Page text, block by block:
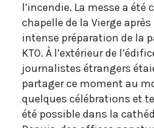
l’incendie. La messe a été
chapelle de la Vierge
intense préparation de la
KTO. À l’extérieur de
journalistes étrangers
partager ce moment au
quelques célébrations et
été possible dans la